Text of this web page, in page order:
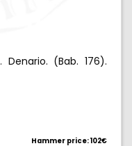
Denario. (Bab. 176).
Hammer price: 102€